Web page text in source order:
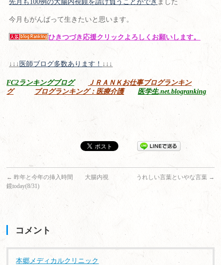
先月も100例の大腸内視鏡を請け負うことができ ました
今月もがんばって生きたいと思います。
ひきつづき応援クリックよろしくお願いします。
↓↓↓ 医師ブログ多数あります！ ↓↓↓
FC2ランキングブログ
ＪＲＡＮＫお仕事ブログランキン
グ
ブログランキング：医療介護 医学生.net.blogranking
← 昨年と今年の挿入時間 大腸内視
鏡today(8/31)
うれしい言葉といやな言葉 →
コメント
本郷メディカルクリニック